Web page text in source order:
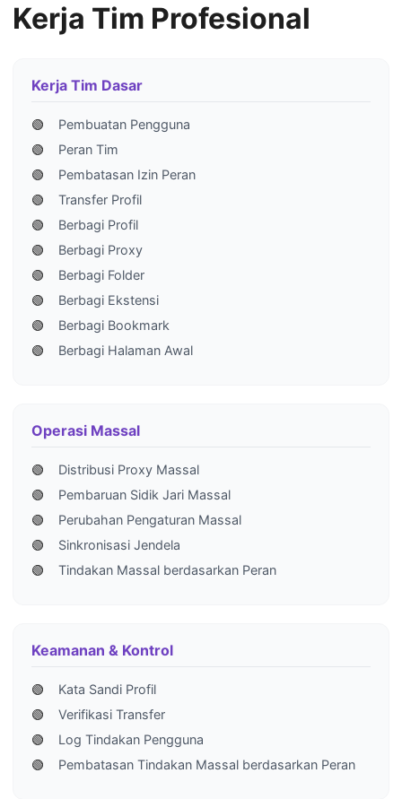
Kerja Tim Profesional
Kerja Tim Dasar
🟢
Pembuatan Pengguna
🟢
Peran Tim
🟢
Pembatasan Izin Peran
🟢
Transfer Profil
🟢
Berbagi Profil
🟢
Berbagi Proxy
🟢
Berbagi Folder
🟢
Berbagi Ekstensi
🟢
Berbagi Bookmark
🟢
Berbagi Halaman Awal
Operasi Massal
🟢
Distribusi Proxy Massal
🟢
Pembaruan Sidik Jari Massal
🟢
Perubahan Pengaturan Massal
🟢
Sinkronisasi Jendela
🟢
Tindakan Massal berdasarkan Peran
Keamanan & Kontrol
🟢
Kata Sandi Profil
🟢
Verifikasi Transfer
🟢
Log Tindakan Pengguna
🟢
Pembatasan Tindakan Massal berdasarkan Peran